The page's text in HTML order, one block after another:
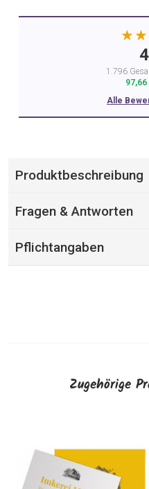
1.796
Alle
Produktbeschreibung
Fragen & Antworten
Pflichtangaben
Zugehörige